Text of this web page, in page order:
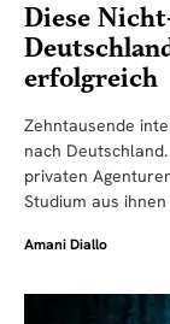
Diese
erfolgreich
Zehntausende
nach
privaten
Studium aus
Amani Diallo